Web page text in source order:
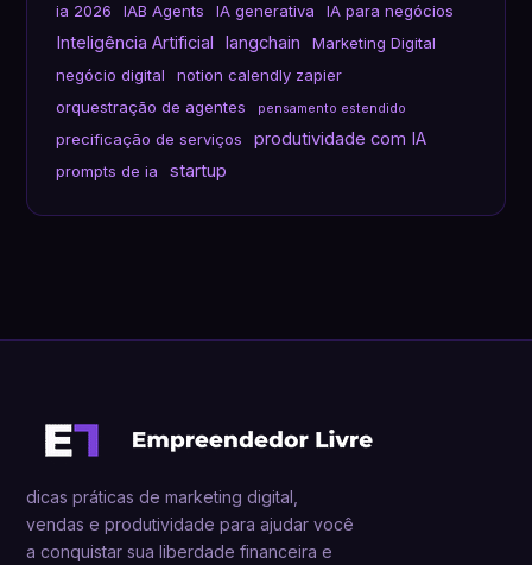
ia 2026 IAB Agents IA generativa IA para negócios
Inteligência Artificial langchain
Marketing Digital
negócio digital
notion calendly zapier
orquestração de agentes
pensamento estendido
precificação de serviços produtividade com IA
prompts de ia startup
dicas práticas de marketing digital,
vendas e produtividade para ajudar você
a conquistar sua liberdade financeira e